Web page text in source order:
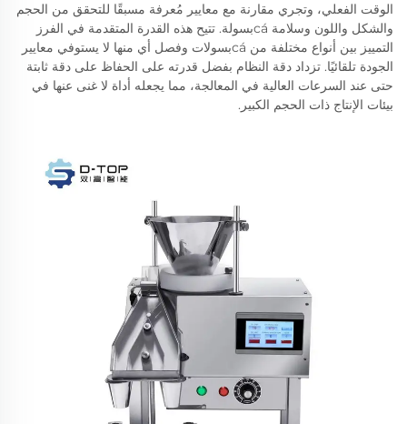
الوقت الفعلي، وتجري مقارنة مع معايير مُعرفة مسبقًا للتحقق من الحجم
والشكل واللون وسلامة cáبسولة. تتيح هذه القدرة المتقدمة في الفرز
التمييز بين أنواع مختلفة من cáبسولات وفصل أي منها لا يستوفي معايير
الجودة تلقائيًا. تزداد دقة النظام بفضل قدرته على الحفاظ على دقة ثابتة
حتى عند السرعات العالية في المعالجة، مما يجعله أداة لا غنى عنها في
بيئات الإنتاج ذات الحجم الكبير.